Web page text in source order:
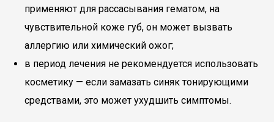
применяют для рассасывания гематом, на
чувствительной коже губ, он может вызвать
аллергию или химический ожог;
в период лечения не рекомендуется использовать
косметику — если замазать синяк тонирующими
средствами, это может ухудшить симптомы.